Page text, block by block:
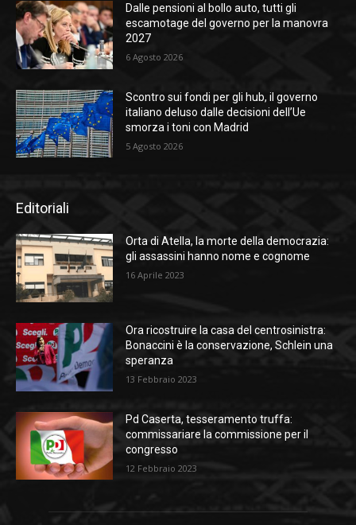
Dalle pensioni al bollo auto, tutti gli
escamotage del governo per la manovra
2027
6 Agosto 2026
Scontro sui fondi per gli hub, il governo
italiano deluso dalle decisioni dell’Ue
smorza i toni con Madrid
5 Agosto 2026
Editoriali
Orta di Atella, la morte della democrazia:
gli assassini hanno nome e cognome
16 Aprile 2023
Ora ricostruire la casa del centrosinistra:
Bonaccini è la conservazione, Schlein una
speranza
13 Febbraio 2023
Pd Caserta, tesseramento truffa:
commissariare la commissione per il
congresso
12 Febbraio 2023